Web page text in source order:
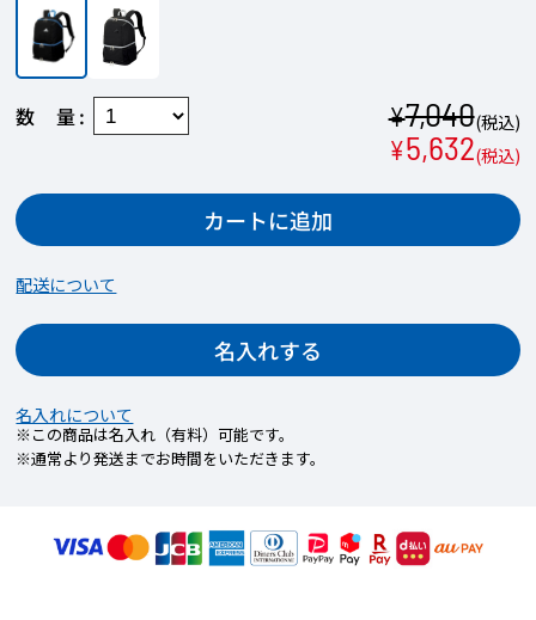
数量 ¥7,040(税込)
¥5,632(税込)
カートに追加
配送について
名入れする
名入れについて
※この商品は名入れ（有料）可能です。
※通常より発送までお時間をいただきます。